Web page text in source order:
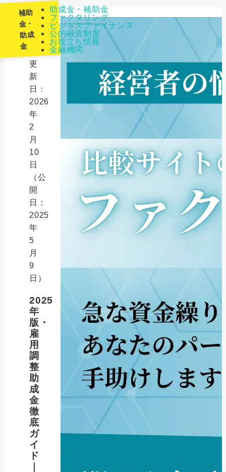
助成金・補助金
ファクタリング
ビジネスファイナンス
公的融資制度
お役立ち情報
金融機関
補助
金・
助成
金
最
更
新
日：
2026
年
2
月
10
日
（公
開
日：
2025
年
5
月
9
日）
2025
年
版・
雇
用
調
整
助
成
金
徹
底
ガ
イ
ド